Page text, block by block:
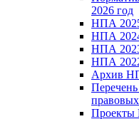
2026 год
НПА
НПА
НПА
НПА
Архив